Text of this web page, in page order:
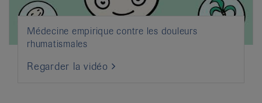
Médecine empirique contre les douleurs
rhumatismales
Regarder la vidéo